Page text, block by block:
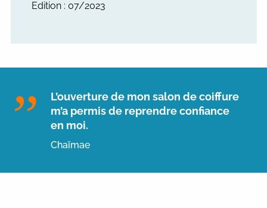
Edition : 07/2023
L’ouverture de mon salon de coiffure
m’a permis de reprendre confiance
en moi.
Chaïmae